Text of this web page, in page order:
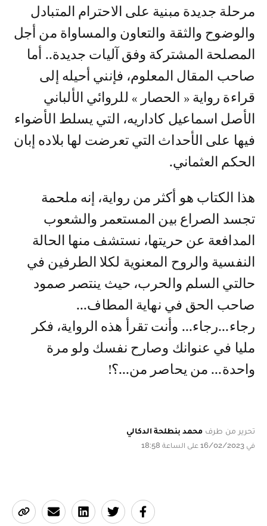
مرحلة جديدة مبنية على الاحترام المتبادل
والوضوح والثقة والتعاون والمساواة من أجل
المصلحة المشتركة وفق آليات جديدة.. أما
صاحب المقال المعلوم، فإنني أحيله إلى
قراءة رواية « الحصار » للروائي الألباني
الأصل اسماعيل كاداريه، التي يسلط الأضواء
فيها على الأحداث التي تعرضت لها بلاده إبان
الحكم العثماني.
هذا الكتاب هو أكثر من رواية، إنه ملحمة
تجسد الصراع بين المستعمر والشعوب
المدافعة عن حريتها، نستشف منها الحالة
النفسية والروح المعنوية لكلا الطرفين في
حالتي السلم والحرب، حيث ينتصر صمود
صاحب الحق في نهاية المطاف...
رجاء...رجاء... وأنت تقرأ هذه الرواية، فكر
مليا في عنوانك وصارح نفسك ولو مرة
واحدة... من يحاصر من...؟!
تحرير من طرف محمد بنطلحة الدكالي
في 16/02/2023 على الساعة 18:58